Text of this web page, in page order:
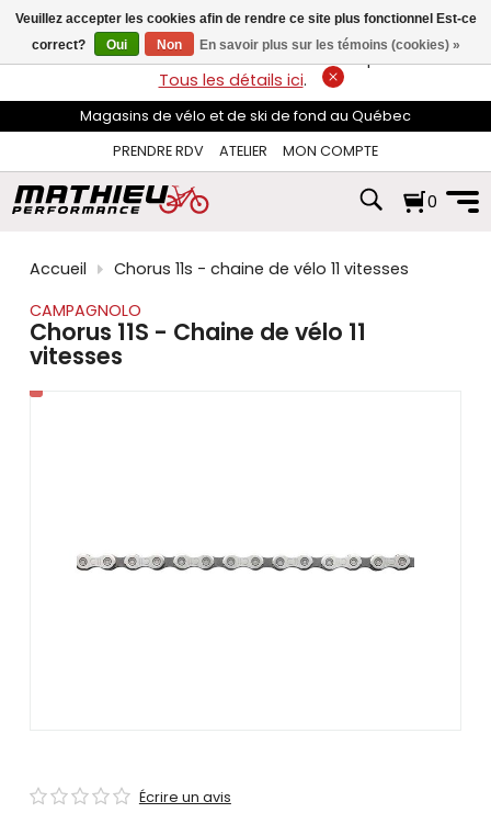
flèches
haut
et
pour
sélectionner
disponible.
Appuyez
pour
au
résultat
de
recherche
gestes
LIVRAISON GRATUITEsur les commandes de plus de 74$*.
Tous les détails ici.
Magasins de vélo et de ski de fond au Québec
PRENDRE RDV
ATELIER MON COMPTE
0
Accueil
Chorus 11s - chaine de vélo 11 vitesses
CAMPAGNOLO
Chorus 11S - Chaine de vélo 11
vitesses
Écrire un avis
Veuillez accepter les cookies afin de rendre ce site plus fonctionnel Est-ce
correct?
Oui Non En savoir plus sur les témoins (cookies) »